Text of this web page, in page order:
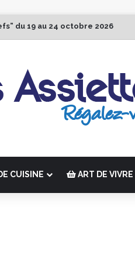
du 19 au 24 octobre 2026
CUISINE ART DE VIVRE